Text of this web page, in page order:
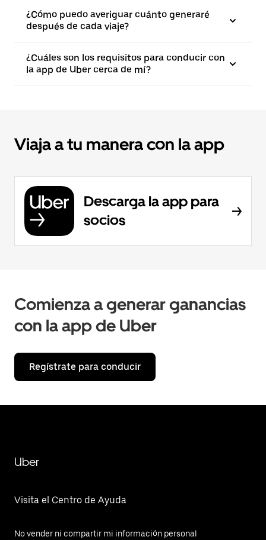
¿Cómo puedo averiguar cuánto generaré
después de cada viaje?
¿Cuáles son los requisitos para conducir con
la app de Uber cerca de mí?
Viaja a tu manera con la app
Descarga la app para
socios
Comienza a generar ganancias
con la app de Uber
Regístrate para conducir
Uber
Visita el Centro de Ayuda
No vender ni compartir mi información personal